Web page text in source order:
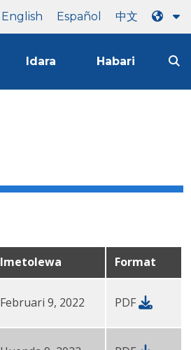
English Español 中文
Idara Habari
Imetolewa Format
Februari 9, 2022 PDF